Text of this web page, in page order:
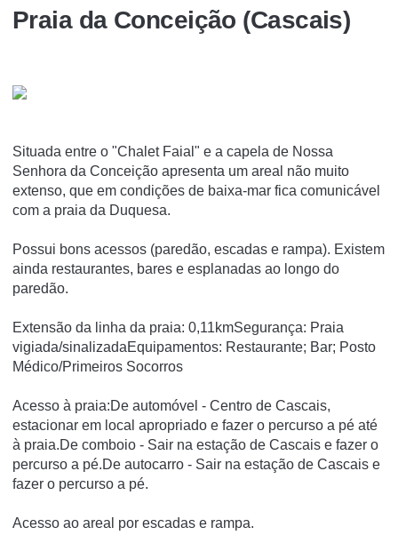
Praia da Conceição (Cascais)
Situada entre o "Chalet Faial" e a capela de Nossa
Senhora da Conceição apresenta um areal não muito
extenso, que em condições de baixa-mar fica comunicável
com a praia da Duquesa.
Possui bons acessos (paredão, escadas e rampa). Existem
ainda restaurantes, bares e esplanadas ao longo do
paredão.
Extensão da linha da praia: 0,11kmSegurança: Praia
vigiada/sinalizadaEquipamentos: Restaurante; Bar; Posto
Médico/Primeiros Socorros
Acesso à praia:De automóvel - Centro de Cascais,
estacionar em local apropriado e fazer o percurso a pé até
à praia.De comboio - Sair na estação de Cascais e fazer o
percurso a pé.De autocarro - Sair na estação de Cascais e
fazer o percurso a pé.
Acesso ao areal por escadas e rampa.